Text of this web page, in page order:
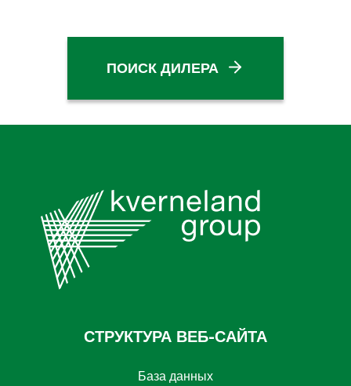
ПОИСК ДИЛЕРА
СТРУКТУРА ВЕБ-САЙТА
База данных